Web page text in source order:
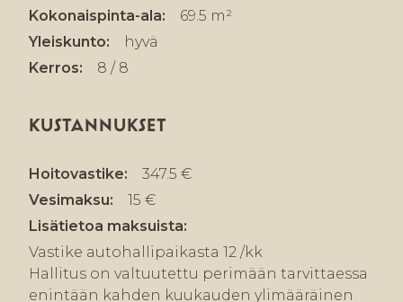
Kokonaispinta-ala:
69.5 m²
Yleiskunto:
hyvä
Kerros:
8 / 8
KUSTANNUKSET
Hoitovastike:
347.5 €
Vesimaksu:
15 €
Lisätietoa maksuista:
Vastike autohallipaikasta 12 /kk
Hallitus on valtuutettu perimään tarvittaessa
enintään kahden kuukauden ylimääräinen